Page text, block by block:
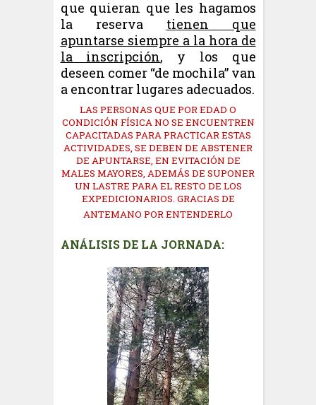
que quieran que les hagamos
la reserva tienen que
apuntarse siempre a la hora de
la inscripción, y los que
deseen comer “de mochila” van
a encontrar lugares adecuados.
LAS PERSONAS QUE POR EDAD O
CONDICIÓN FÍSICA NO SE ENCUENTREN
CAPACITADAS PARA PRACTICAR ESTAS
ACTIVIDADES, SE DEBEN DE ABSTENER
DE APUNTARSE, EN EVITACIÓN DE
MALES MAYORES, ADEMÁS DE SUPONER
UN LASTRE PARA EL RESTO DE LOS
EXPEDICIONARIOS. GRACIAS DE
ANTEMANO POR ENTENDERLO
ANÁLISIS DE LA JORNADA: